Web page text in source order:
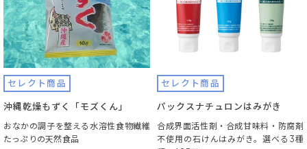
セレクト商品
沖縄乾燥もずく「モズくん」
おなかの調子を整える水溶性食物繊維
たっぷりの天然食品
セレクト商品
パックスナチュロンはみがき
合成界面活性剤・合成甘味料・防腐剤
不使用の石けんはみがき。選べる3種